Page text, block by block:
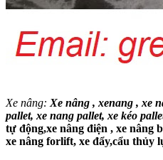
Xe nâng: Xe nâng , xenang , xe
pallet, xe nang pallet, xe kéo
tự động,xe nâng điện , xe nâng
xe nâng forlift, xe đẩy,cẩu thủy